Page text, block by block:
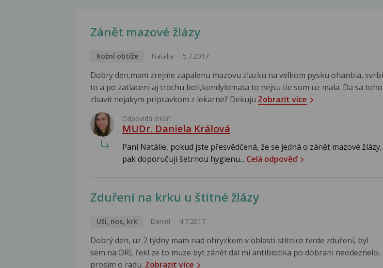
Zánět mazové žlázy
Kožní obtíže Natalia 5.7.2017
Dobry den,mam zrejme zapalenu mazovu zlazku na velkom pysku ohanbia, svrbi
to a po zatlaceni aj trochu boli,kondylomata to nejsu tie som uz mala. Da sa toho
zbavit nejakym pripravkom z lekarne? Dekuju Zobrazit více
Odpovídá lékař:
MUDr. Daniela Králová
Paní Natálie, pokud jste přesvědčená, že se jedná o zánět mazové žlázy,
pak doporučuji šetrnou hygienu... Celá odpověď
Zduření na krku u štítné žlázy
Uši, nos, krk Daniel 4.7.2017
Dobrý den, uz 2 týdny mam nad ohryzkem v oblasti stitnice tvrde zduření, byl
sem na ORL řekl ze to muze byt zánět dal mi antibiotika po dobrani neodeznelo,
prosím o radu. Zobrazit více